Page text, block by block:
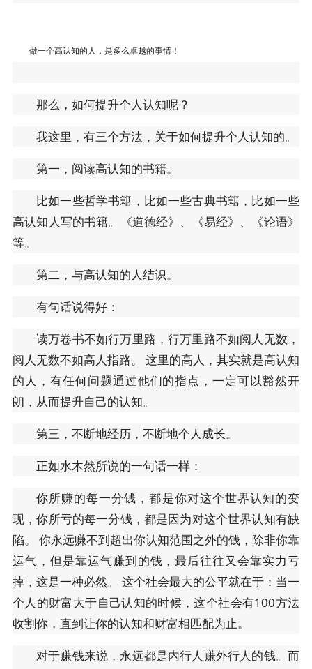
做一个高认知的人，是多么卓越的事情！
那么，如何提升个人认知呢？
我这里，有三个方法，关于如何提升个人认知的。
第一，阅读高认知的书籍。
比如一些哲学书籍，比如一些古典书籍，比如一些
高认知人写的书籍。《道德经》、《易经》、《论语》
等。
第二，与高认知的人结识。
有句话说得好：
读万卷书不如行万里路，行万里路不如阅人无数，
阅人无数不如高人指路。 这里的高人，其实就是高认知
的人，有任何问题通过他们的指点，一定可以豁然开
朗，从而提升自己的认知。
第三，不断地经历，不断地个人成长。
正如水木然所说的一句话一样：
你所赚的每一分钱，都是你对这个世界认知的变
现，你所亏的每一分钱，都是因为对这个世界认知有缺
陷。 你永远赚不到超出你认知范围之外的钱，除非你靠
运气，但是靠运气赚到的钱，最后往往又会靠实力亏
掉，这是一种必然。 这个社会最大的公平就在于：当一
个人的财富大于自己认知的时候，这个社会有100方法
收割你，直到让你的认知和财富相匹配为止。
对于赚钱来说，永远都是内行人赚外行人的钱。而